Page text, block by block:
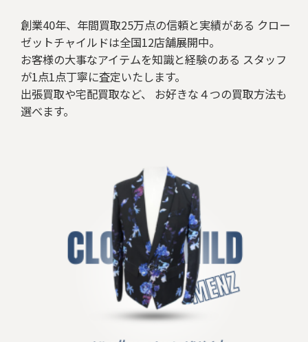
創業40年、年間買取25万点の信頼と実績がある クロー
ゼットチャイルドは全国12店舗展開中。
お客様の大事なアイテムを知識と経験のある スタッフ
が1点1点丁寧に査定いたします。
出張買取や宅配買取など、 お好きな４つの買取方法も
選べます。